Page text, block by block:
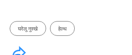
घरेलू नुस्खे हेल्थ